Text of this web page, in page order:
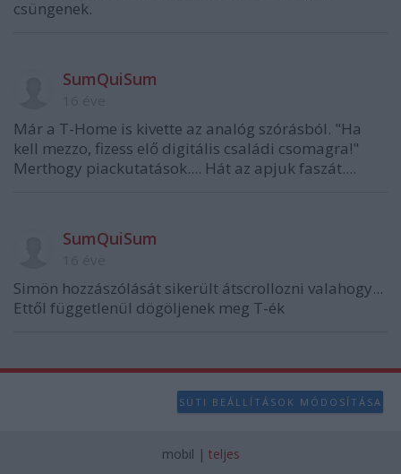
csüngenek.
SumQuiSum
Már a T-Home is kivette az analóg szórásból. "Ha
kell mezzo, fizess elő digitális családi csomagra!"
Merthogy piackutatások.... Hát az apjuk faszát....
SumQuiSum
Simön hozzászólását sikerült átscrollozni valahogy...
Ettől függetlenül dögöljenek meg T-ék
SÜTI BEÁLLÍTÁSOK MÓDOSÍTÁSA
mobil | teljes